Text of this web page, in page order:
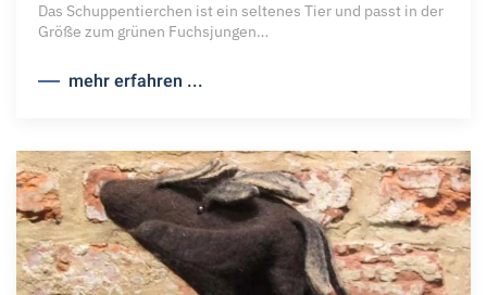
Das Schuppentierchen ist ein seltenes Tier und passt in der
Größe zum grünen Fuchsjungen…
mehr erfahren ...